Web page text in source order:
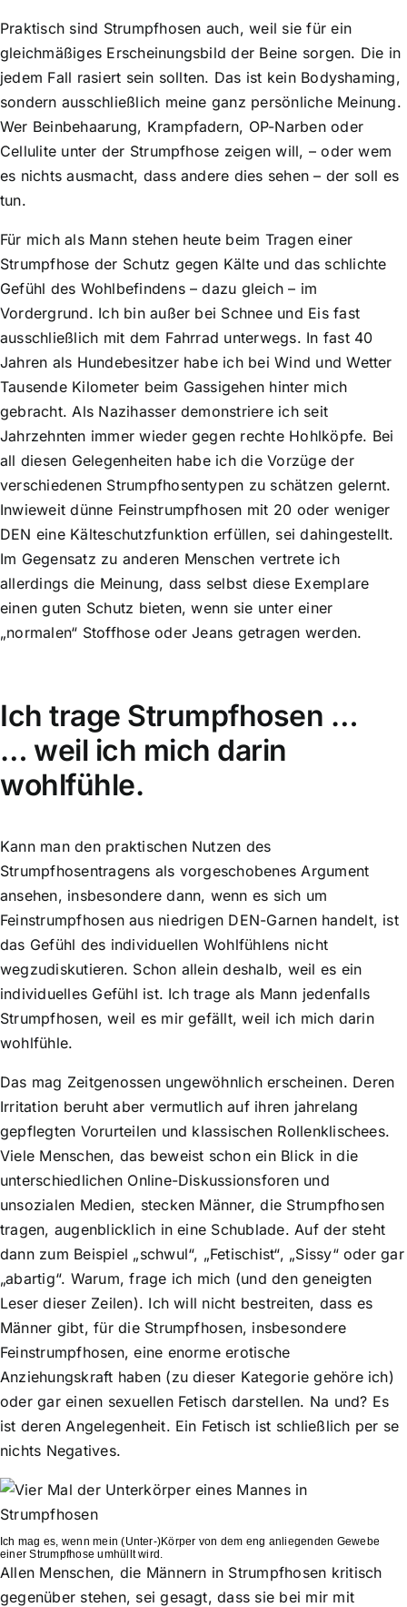
Praktisch sind Strumpfhosen auch, weil sie für ein
gleichmäßiges Erscheinungsbild der Beine sorgen. Die in
jedem Fall rasiert sein sollten. Das ist kein Bodyshaming,
sondern ausschließlich meine ganz persönliche Meinung.
Wer Beinbehaarung, Krampfadern, OP-Narben oder
Cellulite unter der Strumpfhose zeigen will, – oder wem
es nichts ausmacht, dass andere dies sehen – der soll es
tun.
Für mich als Mann stehen heute beim Tragen einer
Strumpfhose der Schutz gegen Kälte und das schlichte
Gefühl des Wohlbefindens – dazu gleich – im
Vordergrund. Ich bin außer bei Schnee und Eis fast
ausschließlich mit dem Fahrrad unterwegs. In fast 40
Jahren als Hundebesitzer habe ich bei Wind und Wetter
Tausende Kilometer beim Gassigehen hinter mich
gebracht. Als Nazihasser demonstriere ich seit
Jahrzehnten immer wieder gegen rechte Hohlköpfe. Bei
all diesen Gelegenheiten habe ich die Vorzüge der
verschiedenen Strumpfhosentypen zu schätzen gelernt.
Inwieweit dünne Feinstrumpfhosen mit 20 oder weniger
DEN eine Kälteschutzfunktion erfüllen, sei dahingestellt.
Im Gegensatz zu anderen Menschen vertrete ich
allerdings die Meinung, dass selbst diese Exemplare
einen guten Schutz bieten, wenn sie unter einer
„normalen“ Stoffhose oder Jeans getragen werden.
Ich trage Strumpfhosen …
… weil ich mich darin
wohlfühle.
Kann man den praktischen Nutzen des
Strumpfhosentragens als vorgeschobenes Argument
ansehen, insbesondere dann, wenn es sich um
Feinstrumpfhosen aus niedrigen DEN-Garnen handelt, ist
das Gefühl des individuellen Wohlfühlens nicht
wegzudiskutieren. Schon allein deshalb, weil es ein
individuelles Gefühl ist. Ich trage als Mann jedenfalls
Strumpfhosen, weil es mir gefällt, weil ich mich darin
wohlfühle.
Das mag Zeitgenossen ungewöhnlich erscheinen. Deren
Irritation beruht aber vermutlich auf ihren jahrelang
gepflegten Vorurteilen und klassischen Rollenklischees.
Viele Menschen, das beweist schon ein Blick in die
unterschiedlichen Online-Diskussionsforen und
unsozialen Medien, stecken Männer, die Strumpfhosen
tragen, augenblicklich in eine Schublade. Auf der steht
dann zum Beispiel „schwul“, „Fetischist“, „Sissy“ oder gar
„abartig“. Warum, frage ich mich (und den geneigten
Leser dieser Zeilen). Ich will nicht bestreiten, dass es
Männer gibt, für die Strumpfhosen, insbesondere
Feinstrumpfhosen, eine enorme erotische
Anziehungskraft haben (zu dieser Kategorie gehöre ich)
oder gar einen sexuellen Fetisch darstellen. Na und? Es
ist deren Angelegenheit. Ein Fetisch ist schließlich per se
nichts Negatives.
Ich mag es, wenn mein (Unter-)Körper von dem eng anliegenden Gewebe
einer Strumpfhose umhüllt wird.
Allen Menschen, die Männern in Strumpfhosen kritisch
gegenüber stehen, sei gesagt, dass sie bei mir mit